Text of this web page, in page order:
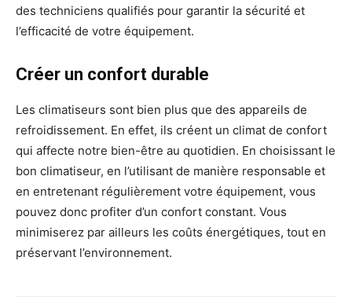
des techniciens qualifiés pour garantir la sécurité et
l’efficacité de votre équipement.
Créer un confort durable
Les climatiseurs sont bien plus que des appareils de
refroidissement. En effet, ils créent un climat de confort
qui affecte notre bien-être au quotidien. En choisissant le
bon climatiseur, en l’utilisant de manière responsable et
en entretenant régulièrement votre équipement, vous
pouvez donc profiter d’un confort constant. Vous
minimiserez par ailleurs les coûts énergétiques, tout en
préservant l’environnement.